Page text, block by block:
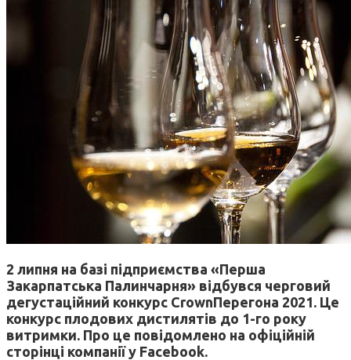
2 липня на базі підприємства «Перша
Закарпатська Палинчарня» відбувся черговий
дегустаційний конкурс CrownПерегона 2021. Це
конкурс плодових дистилятів до 1-го року
витримки. Про це повідомлено на офіційній
сторінці компанії у Facebook.